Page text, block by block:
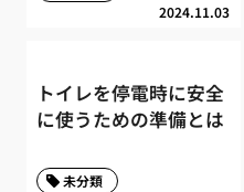
2024.11.03
トイレを停電時に安全
に使うための準備とは
未分類